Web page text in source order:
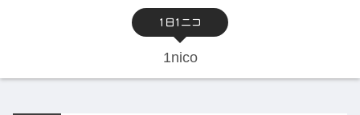
1日1ニコ
1nico